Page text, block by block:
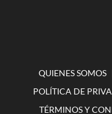
QUIENES SOMOS
POLÍTICA DE
TÉRMINOS Y